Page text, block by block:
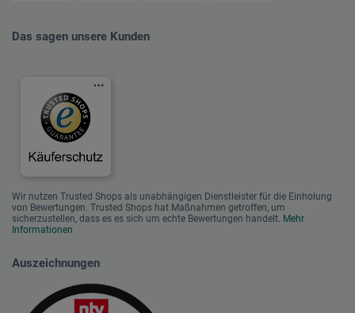
Das sagen unsere Kunden
Wir nutzen Trusted Shops als unabhängigen Dienstleister für die Einholung
von Bewertungen. Trusted Shops hat Maßnahmen getroffen, um
sicherzustellen, dass es es sich um echte Bewertungen handelt. Mehr
Informationen
Auszeichnungen